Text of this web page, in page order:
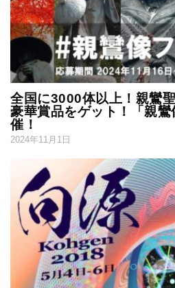
全国に3000体以上！親鸞
豪華賞品をゲット！「親鸞
催！
2024年11月1日